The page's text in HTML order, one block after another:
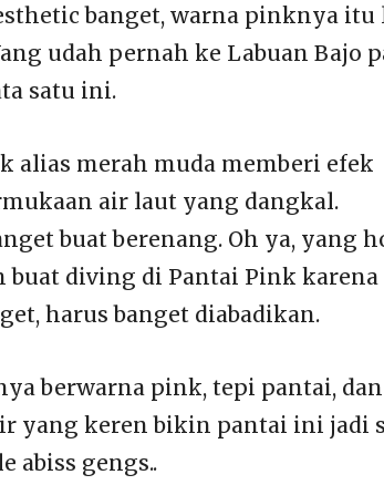
banget, warna pinknya itu
udah pernah ke Labuan Bajo
satu ini.
alias merah muda memberi efek
air laut yang dangkal.
buat berenang. Oh ya, yang
diving di Pantai Pink karena
harus banget diabadikan.
berwarna pink, tepi pantai, dan
yang keren bikin pantai ini jadi
abiss gengs..